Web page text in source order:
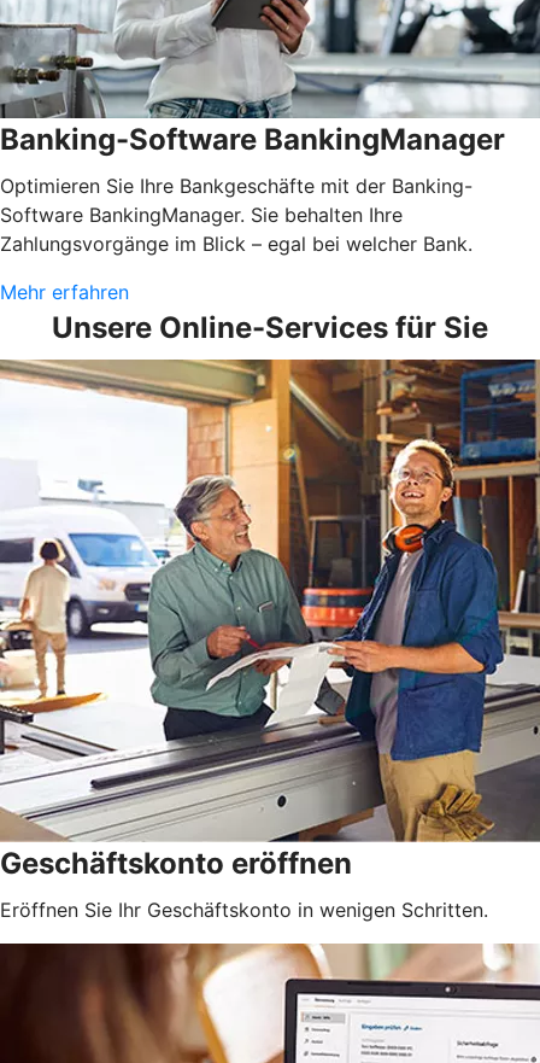
Banking-Software BankingManager
Optimieren Sie Ihre Bankgeschäfte mit der Banking-
Software BankingManager. Sie behalten Ihre
Zahlungsvorgänge im Blick – egal bei welcher Bank.
Mehr erfahren
Unsere Online-Services für Sie
Geschäftskonto eröffnen
Eröffnen Sie Ihr Geschäftskonto in wenigen Schritten.